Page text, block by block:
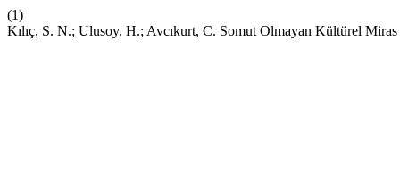
(1)
Kılıç, S. N.; Ulusoy, H.; Avcıkurt, C. Somut Olmayan Kültürel